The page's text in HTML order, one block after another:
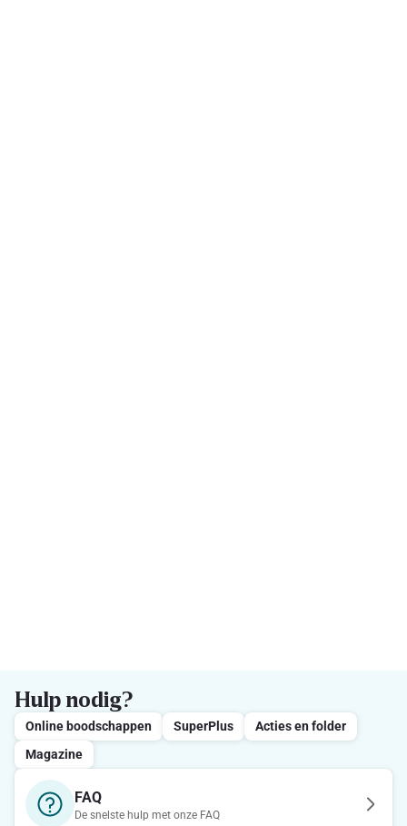
Hulp nodig?
Online boodschappen SuperPlus
Acties en folder
Magazine
FAQ
De snelste hulp met onze FAQ